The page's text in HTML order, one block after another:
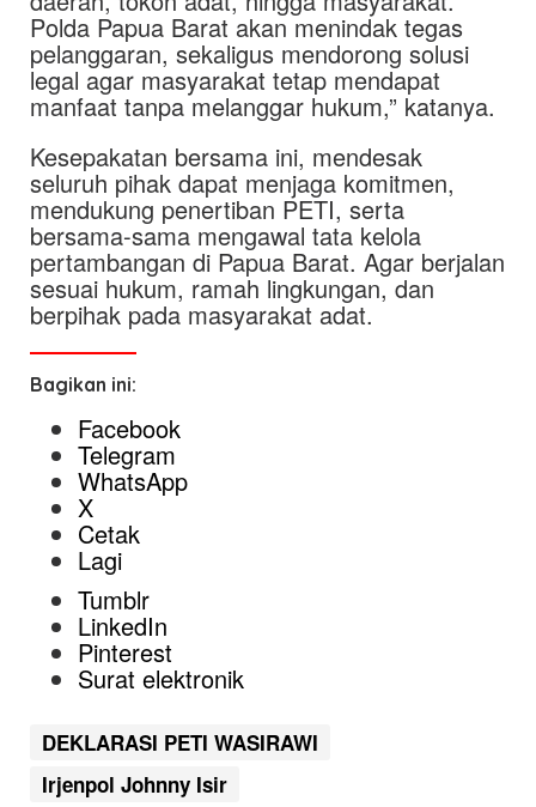
Polda Papua Barat akan menindak tegas
pelanggaran, sekaligus mendorong solusi
legal agar masyarakat tetap mendapat
manfaat tanpa melanggar hukum,” katanya.
Kesepakatan bersama ini, mendesak
seluruh pihak dapat menjaga komitmen,
mendukung penertiban PETI, serta
bersama-sama mengawal tata kelola
pertambangan di Papua Barat. Agar berjalan
sesuai hukum, ramah lingkungan, dan
berpihak pada masyarakat adat.
Bagikan ini:
Facebook
Telegram
WhatsApp
X
Cetak
Lagi
Tumblr
LinkedIn
Pinterest
Surat elektronik
DEKLARASI PETI WASIRAWI
Irjenpol Johnny Isir